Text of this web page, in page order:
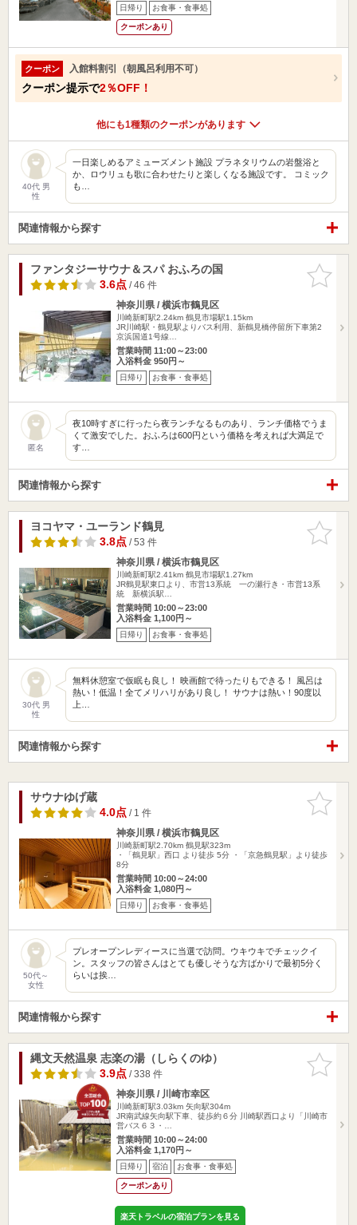
日帰り お食事・食事処
クーポンあり
クーポン 入館料割引（朝風呂利用不可）
クーポン提示で2％OFF！
他にも1種類のクーポンがあります
40代 男
性
一日楽しめるアミューズメント施設 プラネタリウムの岩盤浴と
か、ロウリュも歌に合わせたりと楽しくなる施設です。 コミック
も…
関連情報から探す
お気に入
りに追加
ファンタジーサウナ＆スパ おふろの国
3.6点/ 46 件
神奈川県 / 横浜市鶴見区
川崎新町駅2.24km 鶴見市場駅1.15km
JR川崎駅・鶴見駅よりバス利用、新鶴見橋停留所下車第2
京浜国道1号線…
営業時間 11:00～23:00
入浴料金 950円～
日帰り お食事・食事処
匿名
夜10時すぎに行ったら夜ランチなるものあり、ランチ価格でうま
くて激安でした。おふろは600円という価格を考えれば大満足で
す…
関連情報から探す
お気に入
りに追加
ヨコヤマ・ユーランド鶴見
3.8点/ 53 件
神奈川県 / 横浜市鶴見区
川崎新町駅2.41km 鶴見市場駅1.27km
JR鶴見駅東口より、市営13系統 一の瀬行き・市営13系
統 新横浜駅…
営業時間 10:00～23:00
入浴料金 1,100円～
日帰り お食事・食事処
30代 男
性
無料休憩室で仮眠も良し！ 映画館で待ったりもできる！ 風呂は
熱い！低温！全てメリハリがあり良し！ サウナは熱い！90度以
上…
関連情報から探す
お気に入
りに追加
サウナゆげ蔵
4.0点/ 1 件
神奈川県 / 横浜市鶴見区
川崎新町駅2.70km 鶴見駅323m
・「鶴見駅」西口 より徒歩 5分 ・「京急鶴見駅」より徒歩
8分
営業時間 10:00～24:00
入浴料金 1,080円～
日帰り お食事・食事処
50代～
女性
プレオープンレディースに当選で訪問。ウキウキでチェックイ
ン。スタッフの皆さんはとても優しそうな方ばかりで最初5分く
らいは挨…
関連情報から探す
お気に入
りに追加
縄文天然温泉 志楽の湯（しらくのゆ）
3.9点/ 338 件
神奈川県 / 川崎市幸区
川崎新町駅3.03km 矢向駅304m
JR南武線矢向駅下車、徒歩約６分 川崎駅西口より「川崎市
営バス６３・…
営業時間 10:00～24:00
入浴料金 1,170円～
日帰り 宿泊 お食事・食事処
クーポンあり
楽天トラベルの宿泊プランを見る